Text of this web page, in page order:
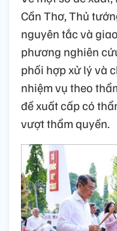
Cần Thơ, Thủ
nguyên tắc và
phương nghiên
phối hợp xử lý và
nhiệm vụ theo
đề xuất cấp có
vượt thẩm quyền.